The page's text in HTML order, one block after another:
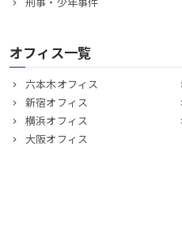
オフィス一覧
六本木オフィス
新宿オフィス
横浜オフィス
大阪オフィス